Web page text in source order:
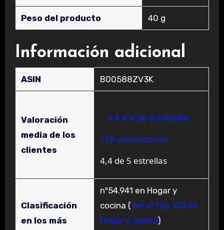
Peso del producto ‎40 g
Información adicional
ASIN B00588ZV3K
Valoración
media de los
clientes
4,4 4,4 de 5 estrellas
228 valoraciones
4,4 de 5 estrellas
Clasificación
en los más
nº54.941 en Hogar y
cocina (Ver el Top 100 en
Hogar y cocina)